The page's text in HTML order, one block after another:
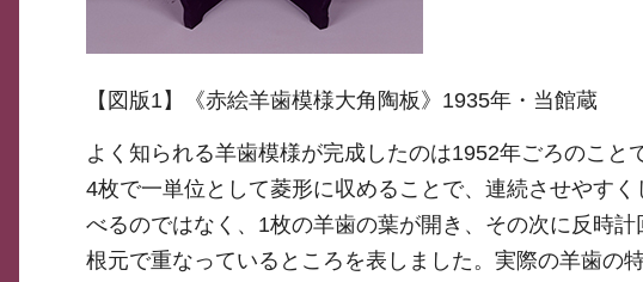
【図版1】《赤絵羊歯模様大角陶板》1935年・当館蔵
よく知られる羊歯模様が完成したのは1952年ごろのこと
4枚で一単位として菱形に収めることで、連続させやす
べるのではなく、1枚の羊歯の葉が開き、その次に反時
根元で重なっているところを表しました。実際の羊歯の